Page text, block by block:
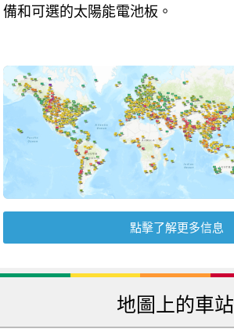
備和可選的太陽能電池板。
點擊了解更多信息
地圖上的車站